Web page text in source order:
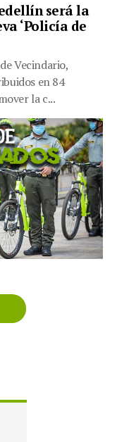
será la
‘Policía de
Vecindario,
en 84
la c...